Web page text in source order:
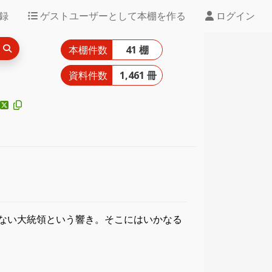
ゲストユーザーとして本棚を作る ログイン
本棚件数
41 棚
資料件数
1,461 冊
い大統領という響き。そこにはいかなる